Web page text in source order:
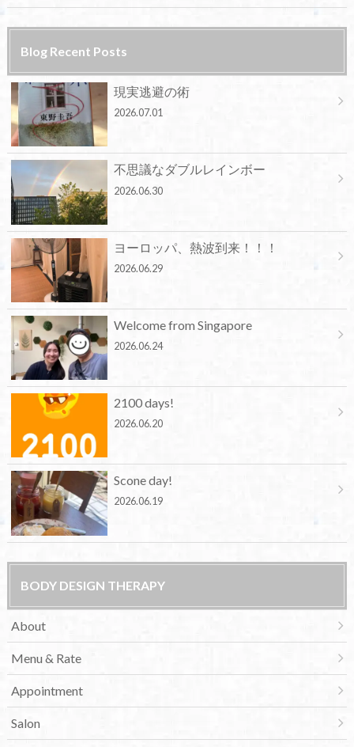
Blog Recent Posts
現実逃避の術
2026.07.01
不思議なダブルレインボー
2026.06.30
ヨーロッパ、熱波到来！！！
2026.06.29
Welcome from Singapore
2026.06.24
2100 days!
2026.06.20
Scone day!
2026.06.19
BODY DESIGN THERAPY
About
Menu & Rate
Appointment
Salon